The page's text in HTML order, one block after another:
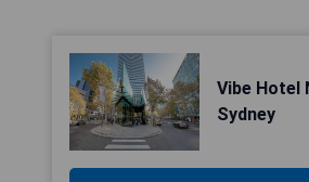
Vibe Hotel
Sydney